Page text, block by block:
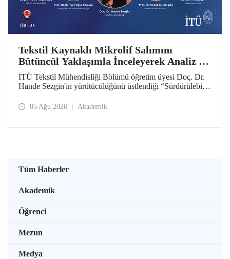
Tekstil Kaynaklı Mikrolif Salımını
Bütüncül Yaklaşımla İnceleyerek Analiz ve
Azaltım Stratejileri Geliştirecek Projeye
TÜBİTAK Desteği
İTÜ Tekstil Mühendisliği Bölümü öğretim üyesi Doç. Dr.
Hande Sezgin'in yürütücülüğünü üstlendiği “Sürdürülebilir
Koşullarına Bağlı Mikrolif Salımı: Aşınma, UV Maruziyeti
05 Ağu 2026 Akademik
Tüm Haberler
Akademik
Öğrenci
Mezun
Medya